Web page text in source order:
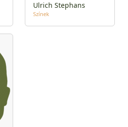
Ulrich Stephans
Színek